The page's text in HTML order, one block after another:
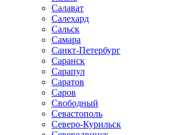
Салават
Салехард
Сальск
Самара
Санкт-Петербург
Саранск
Сарапул
Саратов
Саров
Свободный
Севастополь
Северо-Курильск